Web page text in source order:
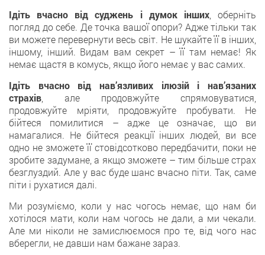
Ідіть вчасно від суджень і думок інших, оберніть
погляд до себе. Де точка вашої опори? Адже тільки так
ви можете перевернути весь світ. Не шукайте її в інших,
іншому, інший. Видам вам секрет – її там немає! Як
немає щастя в комусь, якщо його немає у вас самих.
Ідіть вчасно від нав’язливих ілюзій і нав’язаних
страхів , але продовжуйте спрямовуватися,
продовжуйте мріяти, продовжуйте пробувати. Не
бійтеся помилитися – адже це означає, що ви
намагалися. Не бійтеся реакції інших людей, ви все
одно не зможете її стовідсотково передбачити, поки не
зробите задумане, а якщо зможете – тим більше страх
безглуздий. Але у вас буде шанс вчасно піти. Так, саме
піти і рухатися далі.
Ми розуміємо, коли у нас чогось немає, що нам би
хотілося мати, коли нам чогось не дали, а ми чекали.
Але ми ніколи не замислюємося про те, від чого нас
вберегли, не давши нам бажане зараз.